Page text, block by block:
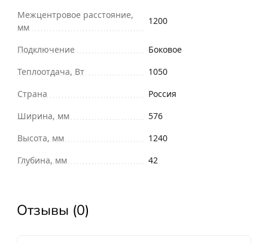
Межцентровое расстояние,
мм
1200
Подключение
Боковое
Теплоотдача, Вт
1050
Страна
Россия
Ширина, мм
576
Высота, мм
1240
Глубина, мм
42
Отзывы (0)